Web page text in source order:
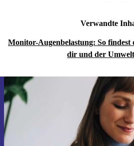
Verwandte
Monitor-Augenbelastung: So
dir und der
Erstmals zum
15 € sparen!
Verpasse kein Angebot